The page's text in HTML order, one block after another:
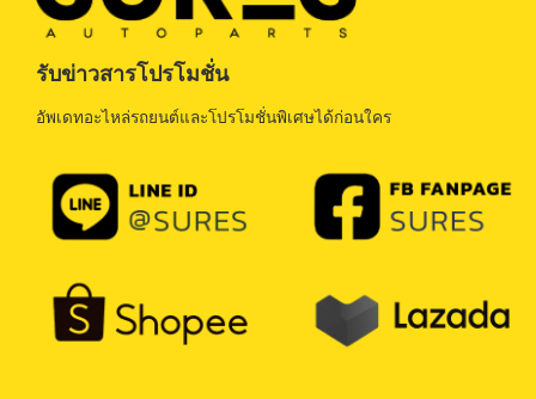
รับข่าวสารโปรโมชั่น
อัพเดทอะไหล่รถยนต์และโปรโมชั่นพิเศษได้ก่อนใคร